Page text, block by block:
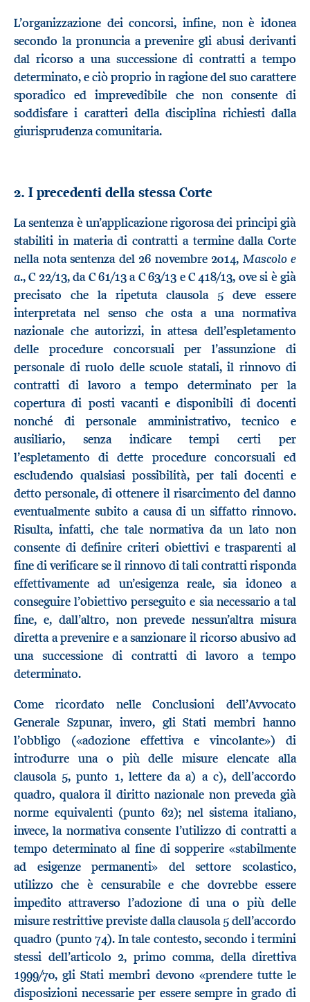
L’organizzazione dei concorsi, infine, non è idonea
secondo la pronuncia a prevenire gli abusi derivanti
dal ricorso a una successione di contratti a tempo
determinato, e ciò proprio in ragione del suo carattere
sporadico ed imprevedibile che non consente di
soddisfare i caratteri della disciplina richiesti dalla
giurisprudenza comunitaria.
2. I precedenti della stessa Corte
La sentenza è un’applicazione rigorosa dei principi già
stabiliti in materia di contratti a termine dalla Corte
nella nota sentenza del 26 novembre 2014, Mascolo e
a., C 22/13, da C 61/13 a C 63/13 e C 418/13, ove si è già
precisato che la ripetuta clausola 5 deve essere
interpretata nel senso che osta a una normativa
nazionale che autorizzi, in attesa dell’espletamento
delle procedure concorsuali per l’assunzione di
personale di ruolo delle scuole statali, il rinnovo di
contratti di lavoro a tempo determinato per la
copertura di posti vacanti e disponibili di docenti
nonché di personale amministrativo, tecnico e
ausiliario, senza indicare tempi certi per
l’espletamento di dette procedure concorsuali ed
escludendo qualsiasi possibilità, per tali docenti e
detto personale, di ottenere il risarcimento del danno
eventualmente subito a causa di un siffatto rinnovo.
Risulta, infatti, che tale normativa da un lato non
consente di definire criteri obiettivi e trasparenti al
fine di verificare se il rinnovo di tali contratti risponda
effettivamente ad un’esigenza reale, sia idoneo a
conseguire l’obiettivo perseguito e sia necessario a tal
fine, e, dall’altro, non prevede nessun’altra misura
diretta a prevenire e a sanzionare il ricorso abusivo ad
una successione di contratti di lavoro a tempo
determinato.
Come ricordato nelle Conclusioni dell’Avvocato
Generale Szpunar, invero, gli Stati membri hanno
l’obbligo («adozione effettiva e vincolante») di
introdurre una o più delle misure elencate alla
clausola 5, punto 1, lettere da a) a c), dell’accordo
quadro, qualora il diritto nazionale non preveda già
norme equivalenti (punto 62); nel sistema italiano,
invece, la normativa consente l’utilizzo di contratti a
tempo determinato al fine di sopperire «stabilmente
ad esigenze permanenti» del settore scolastico,
utilizzo che è censurabile e che dovrebbe essere
impedito attraverso l’adozione di una o più delle
misure restrittive previste dalla clausola 5 dell’accordo
quadro (punto 74). In tale contesto, secondo i termini
stessi dell’articolo 2, primo comma, della direttiva
1999/70, gli Stati membri devono «prendere tutte le
disposizioni necessarie per essere sempre in grado di